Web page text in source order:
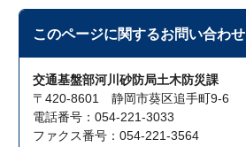
このページに関するお問い合わせ
交通基盤部河川砂防局土木防災課
〒420-8601 静岡市葵区追手町9-6
電話番号：054-221-3033
ファクス番号：054-221-3564